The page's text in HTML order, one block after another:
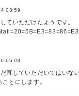
03:59
ていただけたようです。
<XXXX@XXXX.XXXX>
いですし、ASCIIのみでも
05:03
直していただいてはいな
とにします。